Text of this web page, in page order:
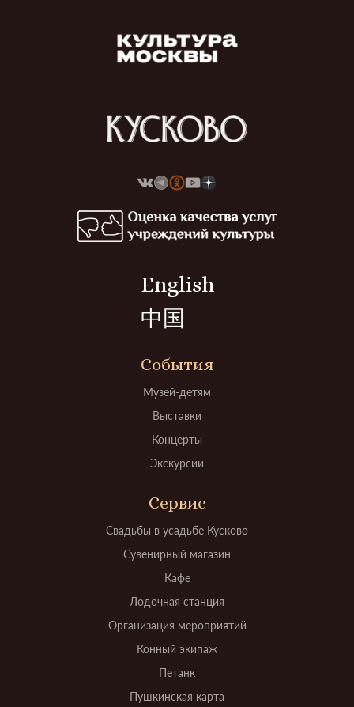
English
中国
События
Музей-детям
Выставки
Концерты
Экскурсии
Сервис
Свадьбы в усадьбе Кусково
Сувенирный магазин
Кафе
Лодочная станция
Организация мероприятий
Конный экипаж
Петанк
Пушкинская карта